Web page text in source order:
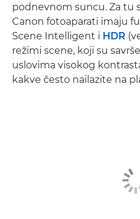
podnevnom suncu. Za tu
Canon fotoaparati imaju
Scene Intelligent i HDR
režimi scene, koji su
uslovima visokog
kakve često nailazite na